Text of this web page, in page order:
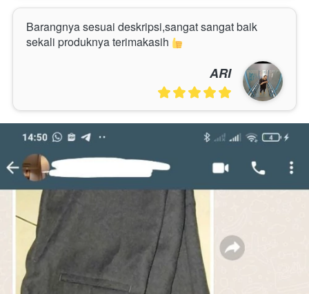
Barangnya sesuai deskripsi,sangat sangat baik
sekali produknya terimakasih
ARI